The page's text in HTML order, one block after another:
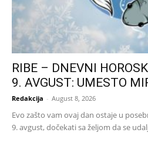
RIBE – DNEVNI
9. AVGUST: UMESTO
Redakcija - August 8, 2026
Evo zašto vam ovaj dan ostaje u
9. avgust, dočekati sa željom da se